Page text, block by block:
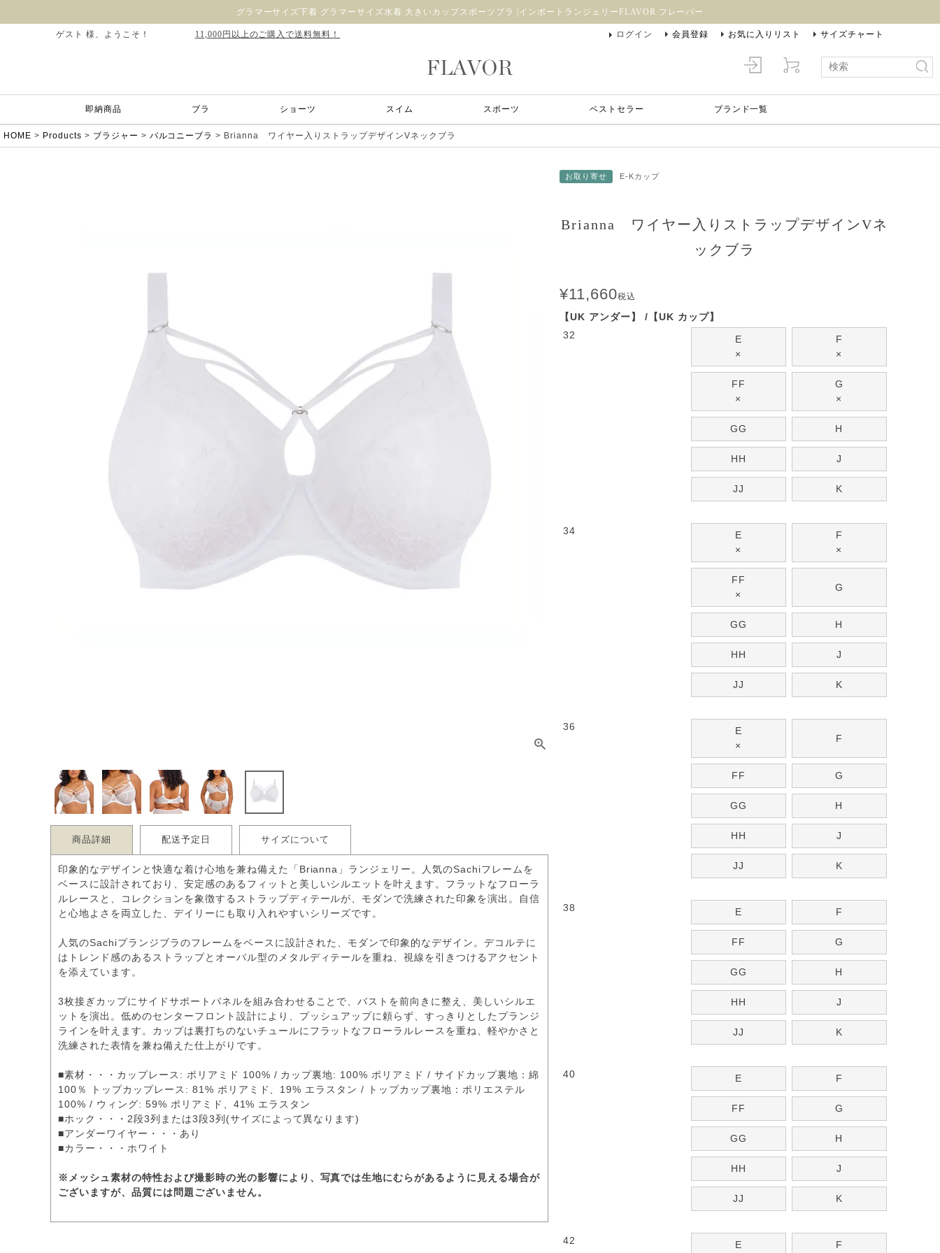
グラマーサイズ下着 グラマーサイズ水着 大きいカップスポーツブラ |インポートランジェリーFLAVOR フレーバー
ゲスト 様、ようこそ！ 11,000円以上のご購入で送料無料！ ログイン 会員登録 お気に入りリスト サイズチャート
即納商品 ブラ ショーツ スイム スポーツ ベストセラー ブランド一覧
HOME Products ブラジャー バルコニーブラ Brianna ワイヤー入りストラップデザインVネックブラ
商品詳細 配送予定日 サイズについて
印象的なデザインと快適な着け心地を兼ね備えた「Brianna」ランジェリー。人気のSachiフレームを
ベースに設計されており、安定感のあるフィットと美しいシルエットを叶えます。フラットなフローラ
ルレースと、コレクションを象徴するストラップディテールが、モダンで洗練された印象を演出。自信
と心地よさを両立した、デイリーにも取り入れやすいシリーズです。
人気のSachiプランジブラのフレームをベースに設計された、モダンで印象的なデザイン。デコルテに
はトレンド感のあるストラップとオーバル型のメタルディテールを重ね、視線を引きつけるアクセント
を添えています。
3枚接ぎカップにサイドサポートパネルを組み合わせることで、バストを前向きに整え、美しいシルエ
ットを演出。低めのセンターフロント設計により、プッシュアップに頼らず、すっきりとしたプランジ
ラインを叶えます。カップは裏打ちのないチュールにフラットなフローラルレースを重ね、軽やかさと
洗練された表情を兼ね備えた仕上がりです。
■素材・・・カップレース: ポリアミド 100% / カップ裏地: 100% ポリアミド / サイドカップ裏地：綿
100％ トップカップレース: 81% ポリアミド、19% エラスタン / トップカップ裏地：ポリエステル
100% / ウィング: 59% ポリアミド、41% エラスタン
■ホック・・・2段3列または3段3列(サイズによって異なります)
■アンダーワイヤー・・・あり
■カラー・・・ホワイト
※メッシュ素材の特性および撮影時の光の影響により、写真では生地にむらがあるように見える場合が
ございますが、品質には問題ございません。
お取り寄せ E-Kカップ
Brianna ワイヤー入りストラップデザインVネ
ックブラ
¥11,660税込
【UK アンダー】
【UK カップ】
32
E
×
F
×
FF
×
G
×
GG H
HH J
JJ K
34
E
×
F
×
FF
×
G
GG H
HH J
JJ K
36
E
×
F
FF G
GG H
HH J
JJ K
38 E F
FF G
GG H
HH J
JJ K
40 E F
FF G
GG H
HH J
JJ K
42 E F